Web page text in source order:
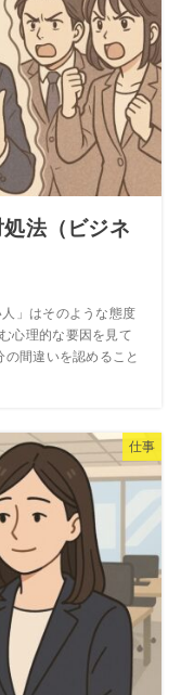
法（ビジネ
」はそのような態度
心理的な要因を見て
間違いを認めること
仕事